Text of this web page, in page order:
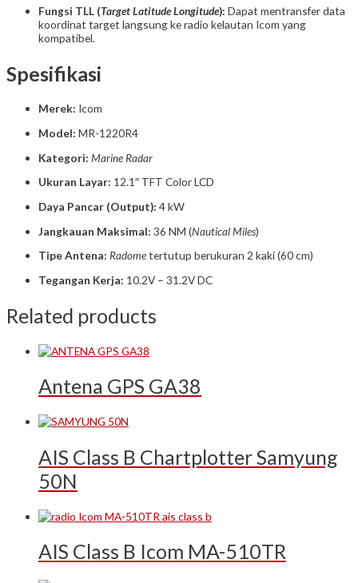
Fungsi TLL (Target Latitude Longitude): Dapat mentransfer data
koordinat target langsung ke radio kelautan Icom yang
kompatibel.
Spesifikasi
Merek: Icom
Model: MR-1220R4
Kategori: Marine Radar
Ukuran Layar: 12.1″ TFT Color LCD
Daya Pancar (Output): 4 kW
Jangkauan Maksimal: 36 NM (Nautical Miles)
Tipe Antena: Radometertutup berukuran 2 kaki (60 cm)
Tegangan Kerja: 10.2V – 31.2V DC
Related products
Antena GPS GA38
AIS Class B Chartplotter Samyung
50N
AIS Class B Icom MA-510TR